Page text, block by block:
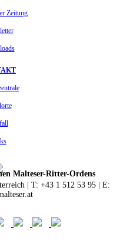
Zeitung
Malteser-Ritter-Ordens
| T: +43 1 512 53 95 | E: